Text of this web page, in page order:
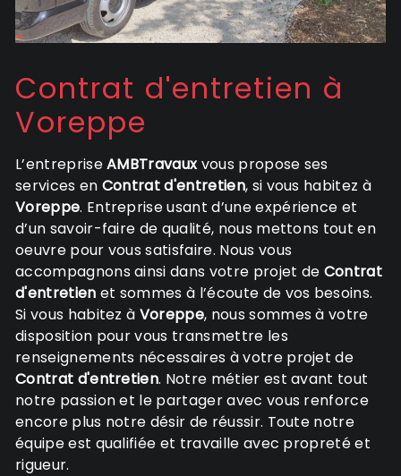
Contrat d'entretien à
Voreppe
L’entrepriseAMBTravauxvous propose ses
services en Contrat d'entretien, si vous habitez à
Voreppe. Entreprise usant d’une expérience et
d’un savoir-faire de qualité, nous mettons tout en
oeuvre pour vous satisfaire. Nous vous
accompagnons ainsi dans votre projet de Contrat
d'entretien et sommes à l’écoute de vos besoins.
Si vous habitez à Voreppe, nous sommes à votre
disposition pour vous transmettre les
renseignements nécessaires à votre projet de
Contrat d'entretien. Notre métier est avant tout
notre passion et le partager avec vous renforce
encore plus notre désir de réussir. Toute notre
équipe est qualifiée et travaille avec propreté et
rigueur.